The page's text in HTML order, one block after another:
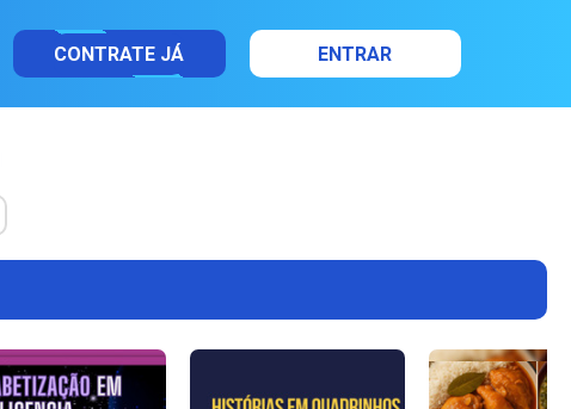
CONTRATE JÁ ENTRAR